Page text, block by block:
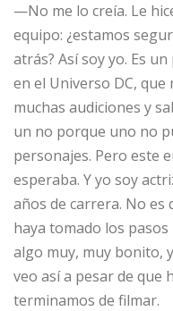
—No me lo creía. Le
equipo: ¿estamos
atrás? Así soy yo. Es
en el Universo DC, que
muchas audiciones y
un no porque uno no
personajes. Pero este
esperaba. Y yo soy
años de carrera. No es
haya tomado los
algo muy, muy bonito,
veo así a pesar de que
terminamos de filmar.